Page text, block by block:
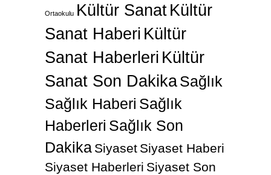
Ortaokulu Kültür SanatKültür
Sanat Haberi Kültür
Sanat Haberleri Kültür
Sanat Son DakikaSağlık
Sağlık Haberi Sağlık
Haberleri Sağlık Son
Dakika Siyaset Siyaset Haberi
Siyaset Haberleri Siyaset Son